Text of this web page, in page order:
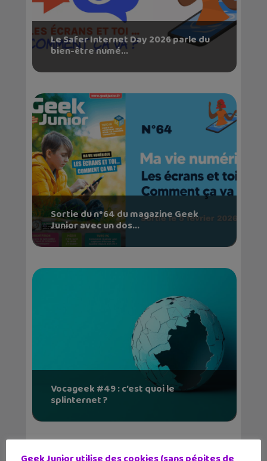
Le Safer Internet Day 2026 parle du
bien-être numé...
Sortie du n°64 du magazine Geek
Junior avec un dos...
Vocageek #49 : c’est quoi le
splinternet ?